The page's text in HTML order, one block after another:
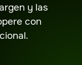
y las
con